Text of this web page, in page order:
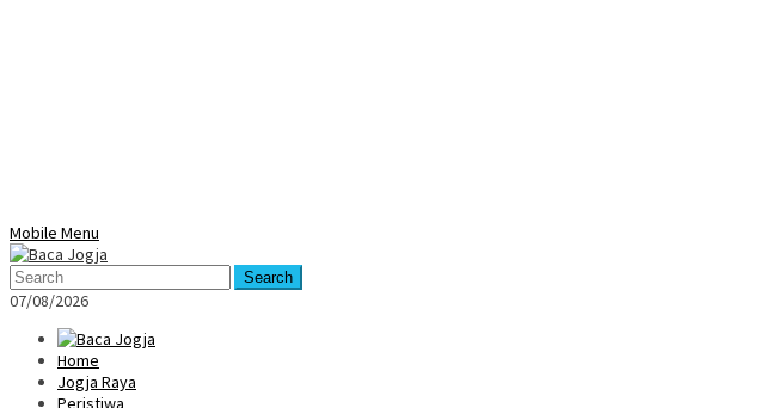
Mobile Menu
Search
07/08/2026
Home
Jogja Raya
Peristiwa